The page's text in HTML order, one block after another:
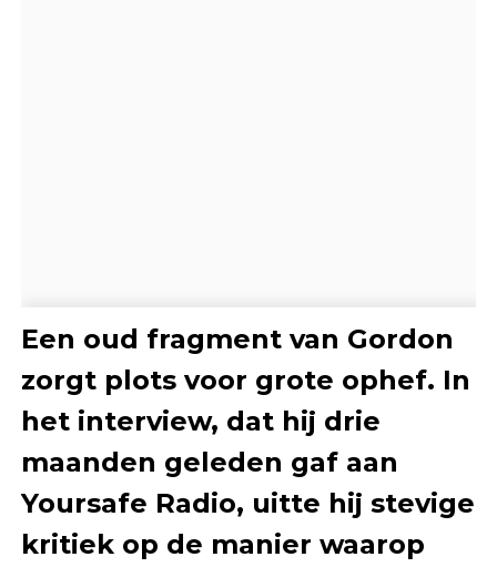
Een oud fragment van Gordon
zorgt plots voor grote ophef. In
het interview, dat hij drie
maanden geleden gaf aan
Yoursafe Radio, uitte hij stevige
kritiek op de manier waarop